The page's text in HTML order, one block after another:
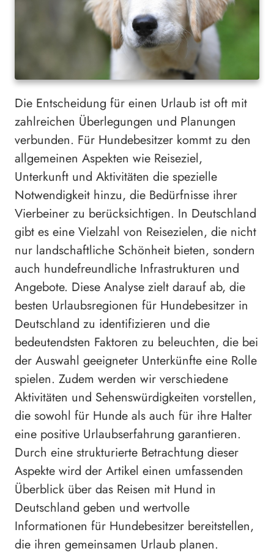
Die Entscheidung für einen Urlaub ist oft mit
zahlreichen Überlegungen und Planungen
verbunden. Für Hundebesitzer kommt zu den
allgemeinen Aspekten wie Reiseziel,
Unterkunft und Aktivitäten die spezielle
Notwendigkeit hinzu, die Bedürfnisse ihrer
Vierbeiner zu berücksichtigen. In Deutschland
gibt es eine Vielzahl von Reisezielen, die nicht
nur landschaftliche Schönheit bieten, sondern
auch hundefreundliche Infrastrukturen und
Angebote. Diese Analyse zielt darauf ab, die
besten Urlaubsregionen für Hundebesitzer in
Deutschland zu identifizieren und die
bedeutendsten Faktoren zu beleuchten, die bei
der Auswahl geeigneter Unterkünfte eine Rolle
spielen. Zudem werden wir verschiedene
Aktivitäten und Sehenswürdigkeiten vorstellen,
die sowohl für Hunde als auch für ihre Halter
eine positive Urlaubserfahrung garantieren.
Durch eine strukturierte Betrachtung dieser
Aspekte wird der Artikel einen umfassenden
Überblick über das Reisen mit Hund in
Deutschland geben und wertvolle
Informationen für Hundebesitzer bereitstellen,
die ihren gemeinsamen Urlaub planen.